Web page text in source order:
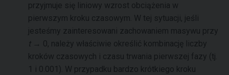
przyjmuje się liniowy wzrost obciążenia w
pierwszym kroku czasowym. W tej sytuacji, jeśli
jesteśmy zainteresowani zachowaniem masywu przy
t → 0, należy właściwie określić kombinację liczby
kroków czasowych i czasu trwania pierwszej fazy (tj.
1 i 0.001). W przypadku bardzo krótkiego kroku